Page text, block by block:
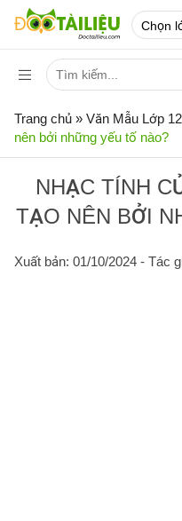
Trang chủ » Văn Mẫu Lớp 12
nên bởi những yếu tố nào?
NHẠC TÍNH
TẠO NÊN BỞI
Xuất bản: 01/10/2024 - Tác